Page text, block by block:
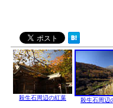
殺生石周辺の紅葉 殺生石周辺